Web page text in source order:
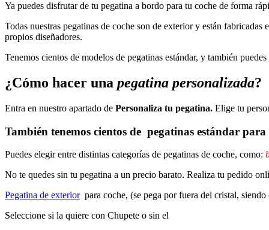
Ya puedes disfrutar de tu pegatina a bordo para tu coche de forma
Todas nuestras pegatinas de coche son de exterior y están
propios diseñadores.
Tenemos cientos de modelos de pegatinas estándar, y también
¿Cómo hacer una pegatina personalizada?
Entra en nuestro apartado de Personaliza tu pegatina. Elige tu
También tenemos cientos de pegatinas estándar para
Puedes elegir entre distintas categorías de pegatinas de coche, como:
No te quedes sin tu pegatina a un precio barato. Realiza tu pedido
Pegatina de exteriorpara coche, (se pega por fuera del cristal,
Seleccione si la quiere con Chupete o sin el